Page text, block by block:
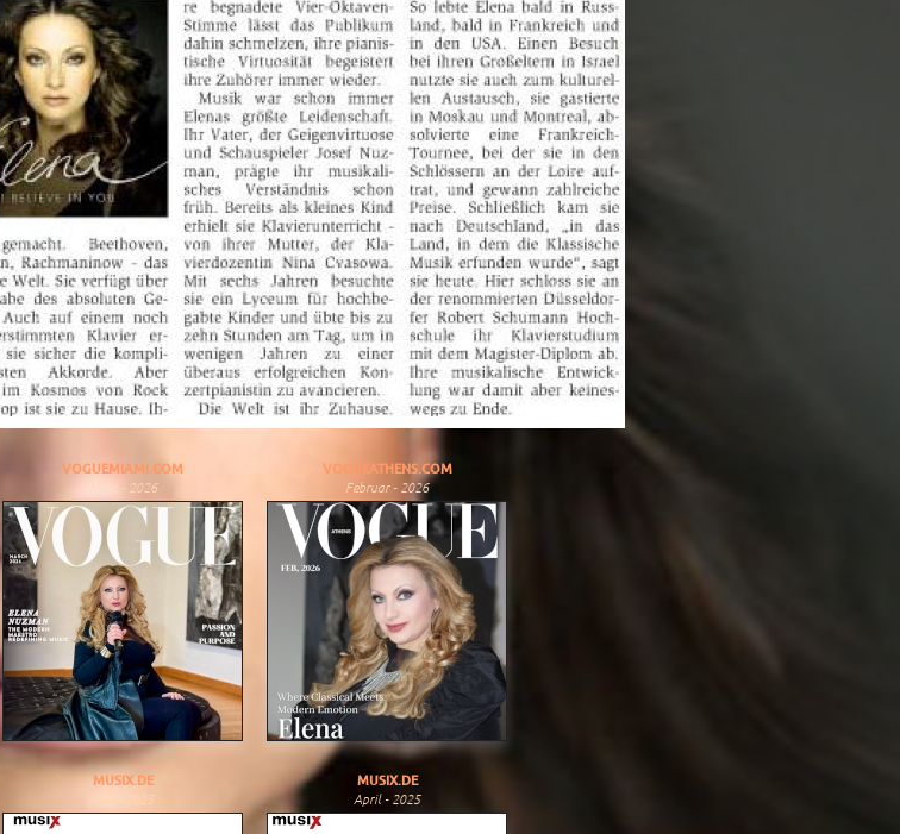
VOGUEMIAMI.COM
März - 2026
VOGUEATHENS.COM
Februar - 2026
MUSIX.DE MUSIX.DE
April - 2025